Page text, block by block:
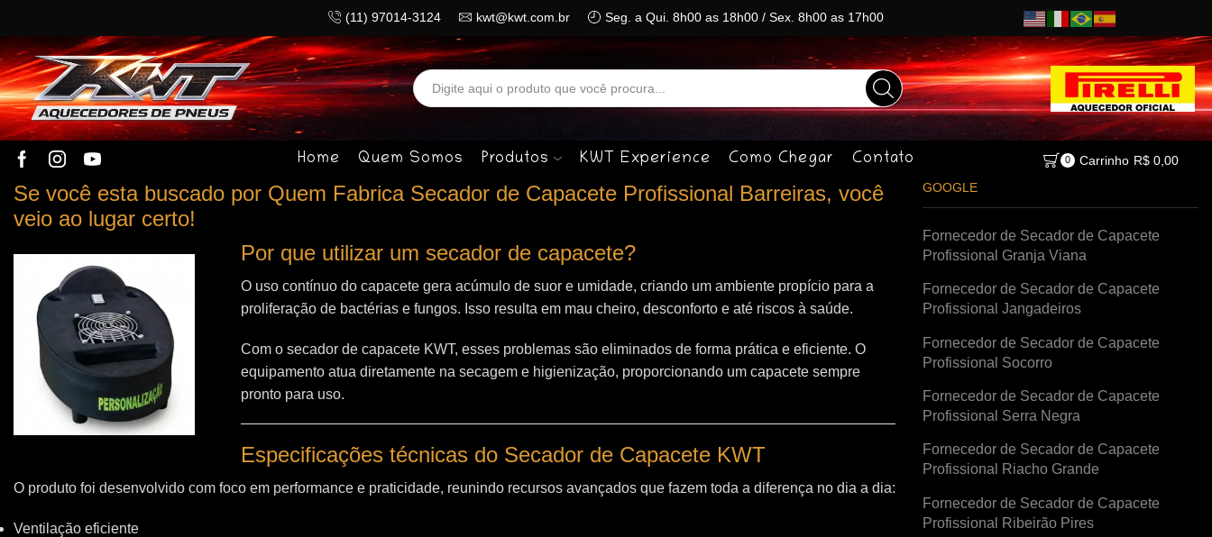
(11) 97014-3124 kwt@kwt.com.br Seg. a Qui. 8h00 as 18h00 / Sex. 8h00 as 17h00
Search
input
Home Quem Somos Produtos KWT Experience Como Chegar Contato 0 Carrinho R$0,00
Se você esta buscado por Quem Fabrica Secador de Capacete Profissional Barreiras, você
veio ao lugar certo!
Por que utilizar um secador de capacete?
O uso contínuo do capacete gera acúmulo de suor e umidade, criando um ambiente propício para a
proliferação de bactérias e fungos. Isso resulta em mau cheiro, desconforto e até riscos à saúde.
Com o secador de capacete KWT, esses problemas são eliminados de forma prática e eficiente. O
equipamento atua diretamente na secagem e higienização, proporcionando um capacete sempre
pronto para uso.
Especificações técnicas do Secador de Capacete KWT
O produto foi desenvolvido com foco em performance e praticidade, reunindo recursos avançados que fazem toda a diferença no dia a dia:
Ventilação eficiente
GOOGLE
Fornecedor de Secador de Capacete
Profissional Granja Viana
Fornecedor de Secador de Capacete
Profissional Jangadeiros
Fornecedor de Secador de Capacete
Profissional Socorro
Fornecedor de Secador de Capacete
Profissional Serra Negra
Fornecedor de Secador de Capacete
Profissional Riacho Grande
Fornecedor de Secador de Capacete
Profissional Ribeirão Pires